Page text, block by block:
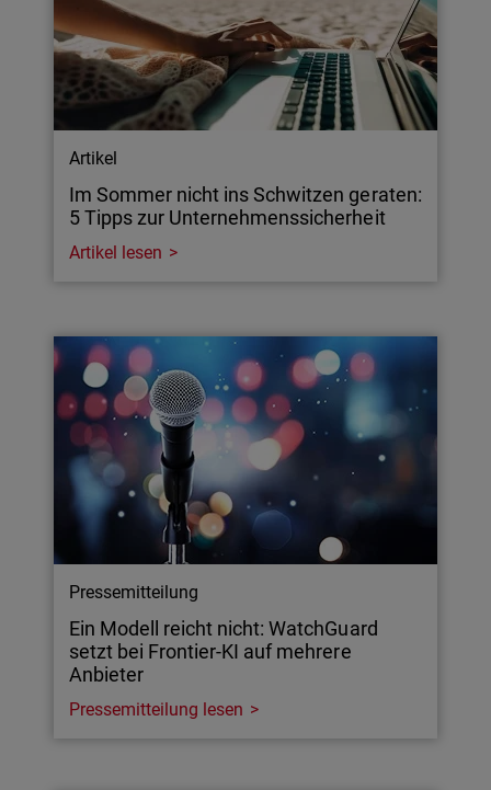
Artikel
Im Sommer nicht ins Schwitzen geraten:
5 Tipps zur Unternehmenssicherheit
Artikel lesen
Pressemitteilung
Ein Modell reicht nicht: WatchGuard
setzt bei Frontier-KI auf mehrere
Anbieter
Pressemitteilung lesen